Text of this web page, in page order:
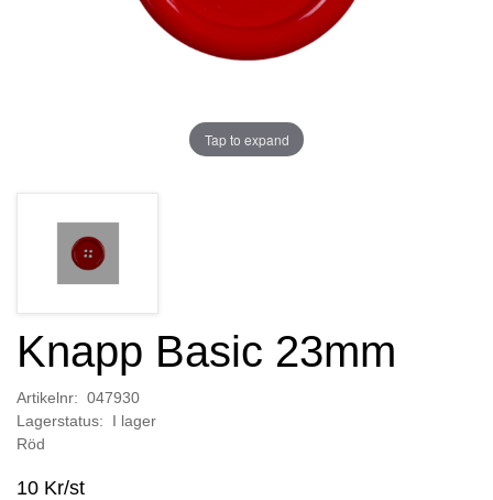
Tap to expand
Knapp Basic 23mm
Artikelnr: 047930
Lagerstatus: I lager
Röd
10 Kr/st